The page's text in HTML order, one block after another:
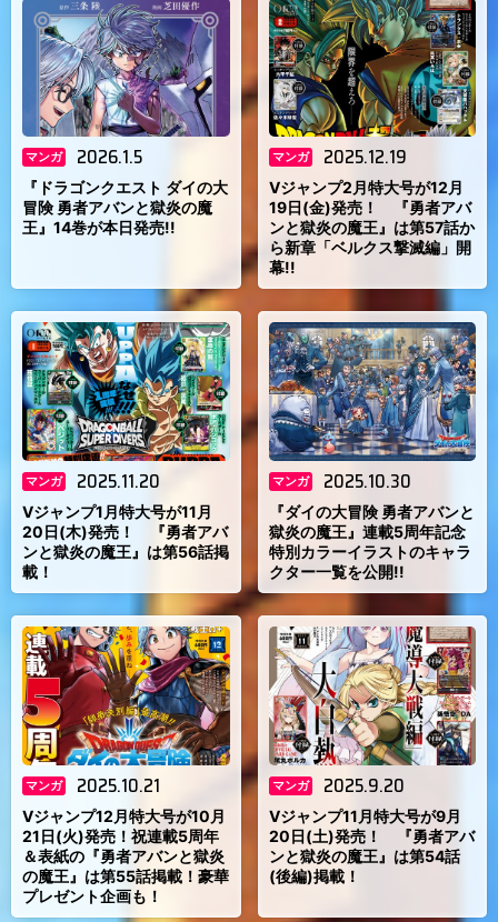
マンガ 2026.1.5
『ドラゴンクエスト ダイの大
冒険 勇者アバンと獄炎の魔
王』14巻が本日発売!!
マンガ 2025.12.19
Vジャンプ2月特大号が12月
19日(金)発売！ 『勇者アバ
ンと獄炎の魔王』は第57話か
ら新章「ベルクス撃滅編」開
幕!!
マンガ 2025.11.20
Vジャンプ1月特大号が11月
20日(木)発売！ 『勇者アバ
ンと獄炎の魔王』は第56話掲
載！
マンガ 2025.10.30
『ダイの大冒険 勇者アバンと
獄炎の魔王』連載5周年記念
特別カラーイラストのキャラ
クター一覧を公開!!
マンガ 2025.10.21
Vジャンプ12月特大号が10月
21日(火)発売！祝連載5周年
＆表紙の『勇者アバンと獄炎
の魔王』は第55話掲載！豪華
プレゼント企画も！
マンガ 2025.9.20
Vジャンプ11月特大号が9月
20日(土)発売！ 『勇者アバ
ンと獄炎の魔王』は第54話
(後編)掲載！